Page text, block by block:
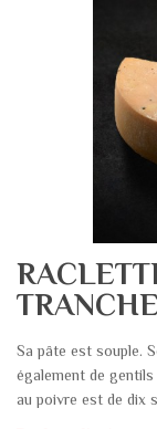
Sa pâte est souple.
également de
au poivre est de dix